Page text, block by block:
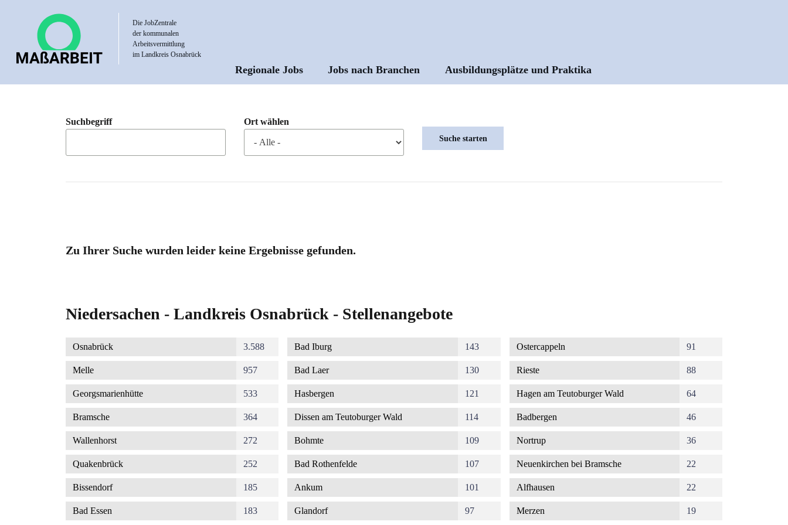
Die JobZentrale
der kommunalen
Arbeitsvermittlung
im Landkreis Osnabrück
Hauptnavigation
Regionale Jobs Jobs nach Branchen Ausbildungsplätze und Praktika
Suchbegriff Ort wählen
Zu Ihrer Suche wurden leider keine Ergebnisse gefunden.
Niedersachen - Landkreis Osnabrück - Stellenangebote
Osnabrück 3.588
Melle 957
Georgsmarienhütte 533
Bramsche 364
Wallenhorst 272
Quakenbrück 252
Bissendorf 185
Bad Essen 183
Bad Iburg 143
Bad Laer 130
Hasbergen 121
Dissen am Teutoburger Wald 114
Bohmte 109
Bad Rothenfelde 107
Ankum 101
Glandorf 97
Ostercappeln 91
Rieste 88
Hagen am Teutoburger Wald 64
Badbergen 46
Nortrup 36
Neuenkirchen bei Bramsche 22
Alfhausen 22
Merzen 19